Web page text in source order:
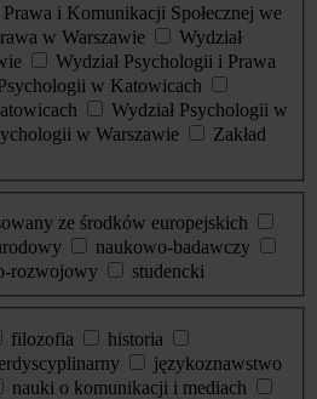
Prawa i Komunikacji Społecznej we
w Warszawie
Wydział
Wydział Psychologii i Prawa
w Katowicach
Wydział Psychologii w
w Warszawie
Zakład
ze środków europejskich
naukowo-badawczy
rozwojowy
studencki
filozofia
historia
językoznawstwo
nauki o komunikacji i mediach